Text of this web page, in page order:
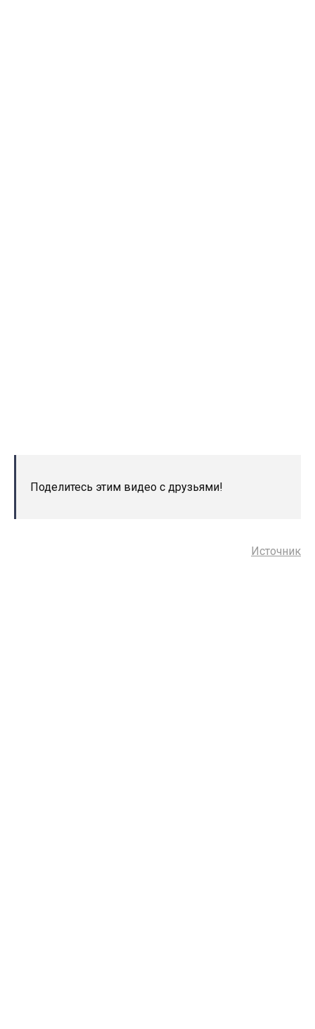
Поделитесь этим видео с друзьями!
Источник